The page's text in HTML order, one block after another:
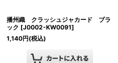
播州織 クラッシュジャカード ブラ
ック [J0002-KW0091]
1,140円(税込)